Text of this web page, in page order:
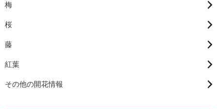
梅
桜
藤
紅葉
その他の開花情報